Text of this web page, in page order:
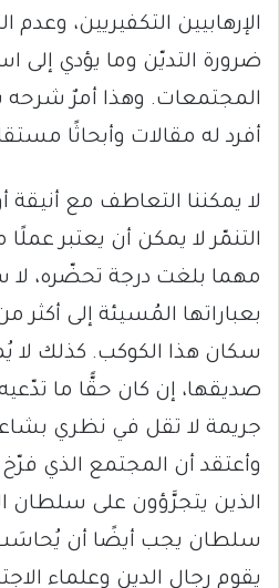
الإرهابيين التكفيريين، وعدم
ضرورة التديّن وما يؤدي إلى
المجتمعات. وهذا أمرٌ شرحه
أفرد له مقالات وأبحاثًا
لا يمكننا التعاطف مع أنيقة
التنمّر لا يمكن أن يعتبر
مهما بلغت درجة تحضّره، لا
بعباراتها المُسيئة إلى
سكان هذا الكوكب. كذلك لا
صديقها، إن كان حقًّا ما
جريمة لا تقل في نظري
وأعتقد أن المجتمع الذي
الذين يتجرَّؤون على سلطان
سلطان يجب أيضًا أن يُحاسَب.
يقوم رجال الدين وعلماء